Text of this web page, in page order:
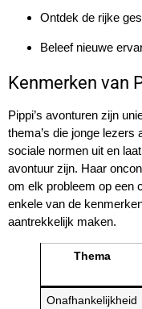
Ontdek de rijke
Beleef nieuwe
Kenmerken van
Pippi’s avonturen zijn
thema’s die jonge lezers
sociale normen uit en
avontuur zijn. Haar
om elk probleem op een
enkele van de
aantrekkelijk maken.
Thema
Onafhankelijkheid